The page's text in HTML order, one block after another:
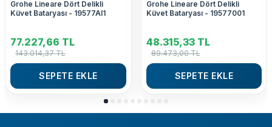
Grohe Lineare Dört Delikli
Küvet Bataryası - 19577Al1
77.227,66 TL
143.014,37TL
SEPETE EKLE
Grohe Lineare Dört Delikli
Küvet Bataryası - 19577001
48.315,33TL
89.473,00TL
SEPETE EKLE